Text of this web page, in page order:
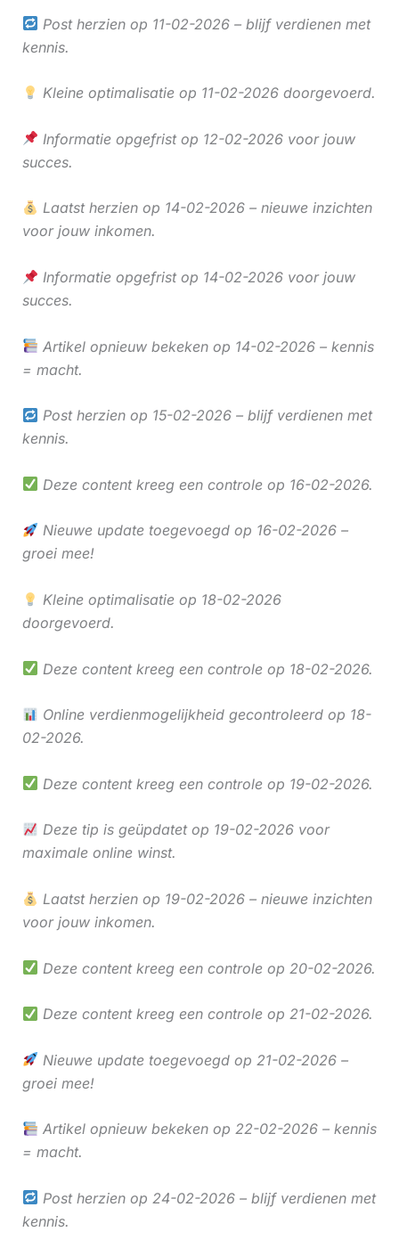
Post herzien op 11-02-2026 – blijf verdienen met
kennis.
Kleine optimalisatie op 11-02-2026 doorgevoerd.
Informatie opgefrist op 12-02-2026 voor jouw
succes.
Laatst herzien op 14-02-2026 – nieuwe inzichten
voor jouw inkomen.
Informatie opgefrist op 14-02-2026 voor jouw
succes.
Artikel opnieuw bekeken op 14-02-2026 – kennis
= macht.
Post herzien op 15-02-2026 – blijf verdienen met
kennis.
Deze content kreeg een controle op 16-02-2026.
Nieuwe update toegevoegd op 16-02-2026 –
groei mee!
Kleine optimalisatie op 18-02-2026
doorgevoerd.
Deze content kreeg een controle op 18-02-2026.
Online verdienmogelijkheid gecontroleerd op 18-
02-2026.
Deze content kreeg een controle op 19-02-2026.
Deze tip is geüpdatet op 19-02-2026 voor
maximale online winst.
Laatst herzien op 19-02-2026 – nieuwe inzichten
voor jouw inkomen.
Deze content kreeg een controle op 20-02-2026.
Deze content kreeg een controle op 21-02-2026.
Nieuwe update toegevoegd op 21-02-2026 –
groei mee!
Artikel opnieuw bekeken op 22-02-2026 – kennis
= macht.
Post herzien op 24-02-2026 – blijf verdienen met
kennis.